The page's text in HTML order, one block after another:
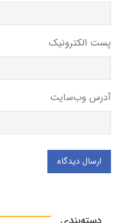
پست الکترونیک
آدرس وب‌سایت
ارسال دیدگاه